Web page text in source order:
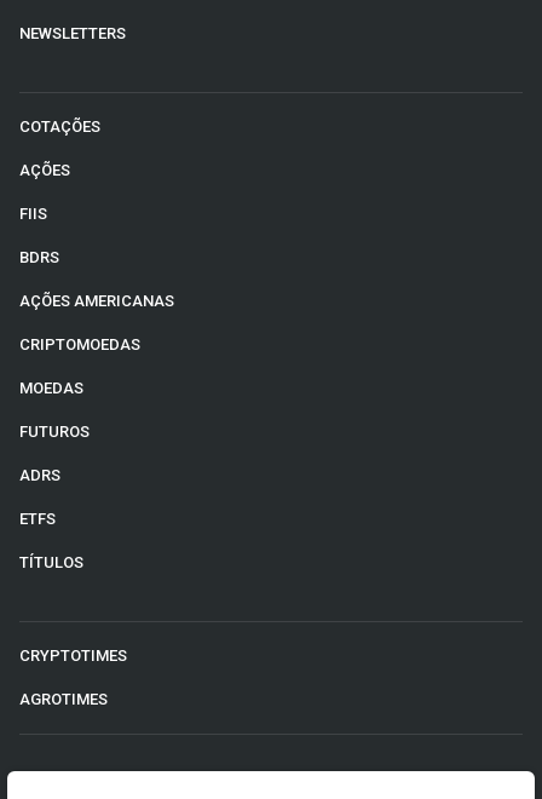
NEWSLETTERS
COTAÇÕES
AÇÕES
FIIS
BDRS
AÇÕES AMERICANAS
CRIPTOMOEDAS
MOEDAS
FUTUROS
ADRS
ETFS
TÍTULOS
CRYPTOTIMES
AGROTIMES